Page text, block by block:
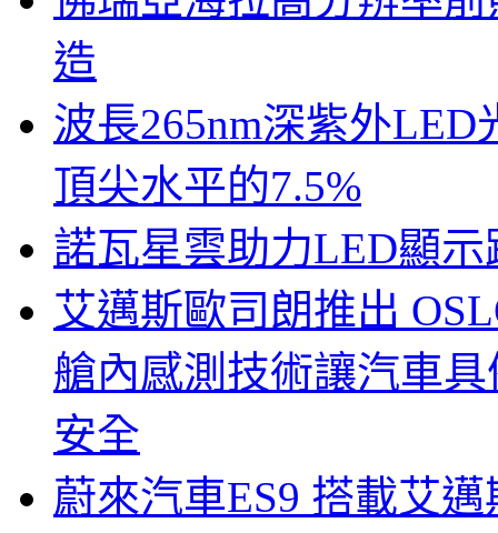
造
波長265nm深紫外
頂尖水平的7.5%
諾瓦星雲助力LED顯
艾邁斯歐司朗推出
艙內感測技術讓汽車
安全
蔚來汽車ES9 搭載艾